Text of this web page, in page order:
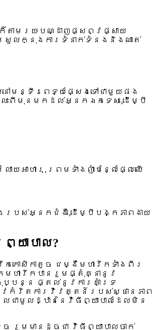
ាមរយៈបណ្ដាញផ្សព្វផ្សាយ
រួលក្នុងការទំនាក់ទំនងនិងណាត់
ៅមន្ទីរពេទ្យផ្សែងទៅជាមួយផង
ខ្លះពីមុនមកដល់អ្នកឯកទេស,ដើម្បី
យអាហារ,ព្រមទាំងញាំបន្លែផ្លែឈើ
បស់អ្នកជំងឺ,ដើម្បីបង្កភាពងាយ
យាបាល?
កោសិកាតូច ជម្ងឺមហារីកទាំងពីរ
កមហារីកបានរួមផ្តុំគ្នានូវ
ប្បន្ន ផ្តល់នូវការគាំទ្រ
នូវកំរិតការវិវត្តន៍របស់ស្ថានភាព
លដ្ឋាននៃវិធីព្យាបាលដែលមិន
រួមមានដូចជា វិធីព្យាបាលចាក់